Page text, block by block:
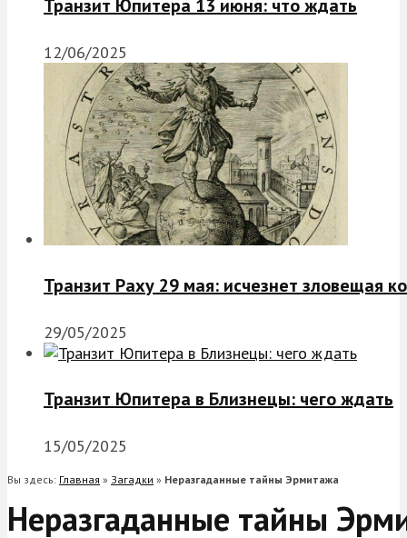
Транзит Юпитера 13 июня: что ждать
12/06/2025
Транзит Раху 29 мая: исчезнет зловещая
29/05/2025
Транзит Юпитера в Близнецы: чего ждать
15/05/2025
Вы здесь: Главная » Загадки » Неразгаданные тайны Эрмитажа
Неразгаданные тайны